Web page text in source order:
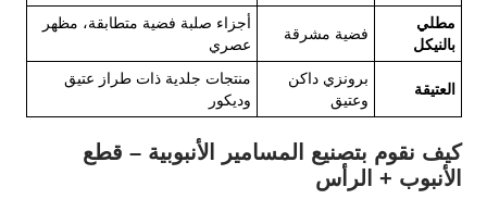
مطلي
بالنيكل
فضية مشرقة
أجزاء صلبة فضية متطابقة، مظهر
عصري
العتيقة
برونزي داكن
وعتيق
منتجات جلدية ذات طراز عتيق
وديكور
كيف نقوم بتصنيع المسامير الأنبوبية – قطع
الأنبوب + الرأس